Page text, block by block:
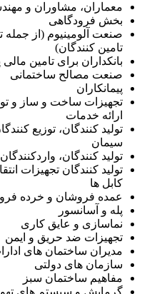
معماران، مشاوران و
بخش فرودگاهی
صنعت آلومینیوم (از جمله
تامین کنندگان)
بانکداران برای تامین مالی
صنعت مصالح ساختمانی
پیمانکاران
تجهیزات ساخت و ساز و
ارائه خدمات
تولید کنندگان، توزیع
سیمان
تولید کنندگان،
تولید کنندگان تجهیزات
کابل ها
عمده فروشان و خرده
پله و آسانسور
نماسازی و عایق کاری
تجهیزات ضد حریق و ایمن
مدیران ساختمان های
سازمان های دولتی
مفاهیم ساختمان سبز
گرمایش و سیستم های